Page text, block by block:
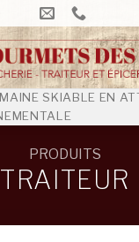
SKIABLE EN
PRODUITS
TRAITEUR